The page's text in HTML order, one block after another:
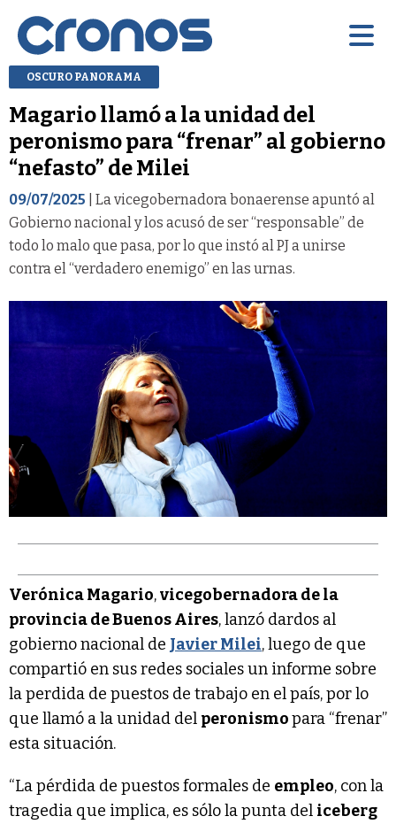
OSCURO PANORAMA
Magario llamó a la unidad del
peronismo para “frenar” al gobierno
“nefasto” de Milei
09/07/2025 | La vicegobernadora bonaerense apuntó al
Gobierno nacional y los acusó de ser “responsable” de
todo lo malo que pasa, por lo que instó al PJ a unirse
contra el “verdadero enemigo” en las urnas.
Verónica Magario,vicegobernadora de la
provincia de Buenos Aires, lanzó dardos al
gobierno nacional de Javier Milei, luego de que
compartió en sus redes sociales un informe sobre
la perdida de puestos de trabajo en el país, por lo
que llamó a la unidad del peronismopara “frenar”
esta situación.
“La pérdida de puestos formales de empleo, con la
tragedia que implica, es sólo la punta del iceberg